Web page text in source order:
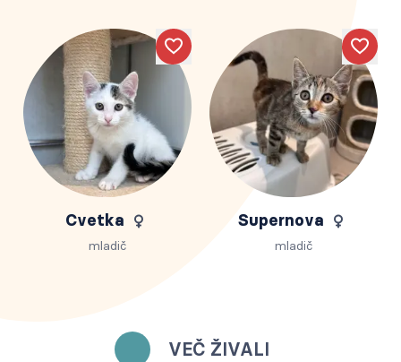
VEČ ŽIVALI
Like
Cvetka
mladič
Like
Supernova
mladič